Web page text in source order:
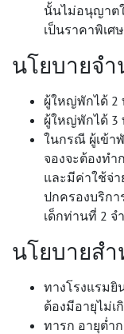
นั้นไม่อนุญาต
เป็นราคาพิเศษ
นโยบายจ
ผู้ใหญ่พักได้ 2
ผู้ใหญ่พักได้ 3
ในกรณี ผู้เข้า
จองจะต้องทำ
และมีค่าใช้จ่า
ปกครองบริกา
เด็กท่านที่ 2 จ
นโยบายสำ
ทางโรงแรมยิ
ต้องมีอายุไม่เ
ทารก อายุต่ำ